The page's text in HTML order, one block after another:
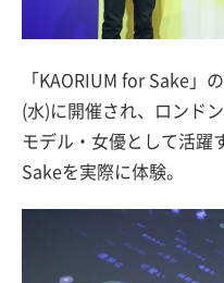
「KAORIUM for Sake」
(水)に開催され、ロンド
モデル・女優として活躍
Sakeを実際に体験。